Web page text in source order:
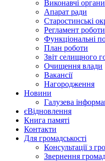
Виконавчі органи
Апарат ради
Старостинські
Регламент роботи
Функціональні
План роботи
Звіт селищного
Очищення влади
Вакансії
Нагородження
Новини
Галузева
єВідновлення
Книга памяті
Контакти
Для громадськості
Консультації з
Звернення